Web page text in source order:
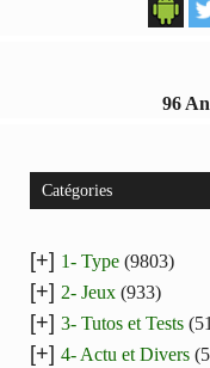
96
Catégories
[+] 1- Type (9803)
[+] 2- Jeux (933)
[+] 3- Tutos et Tests
[+] 4- Actu et Divers